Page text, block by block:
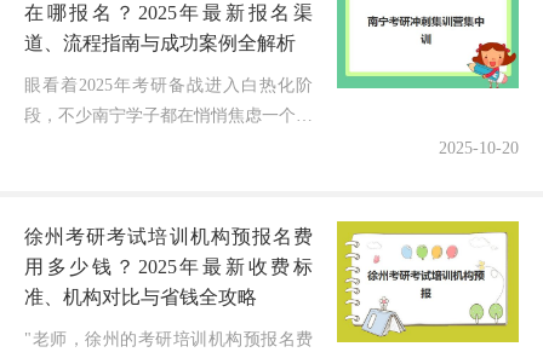
在哪报名？2025年最新报名渠
道、流程指南与成功案例全解析
眼看着2025年考研备战进入白热化阶
段，不少南宁学子都在悄悄焦虑一个核
2025-10-20
徐州考研考试培训机构预报名费
用多少钱？2025年最新收费标
准、机构对比与省钱全攻略
"老师，徐州的考研培训机构预报名费